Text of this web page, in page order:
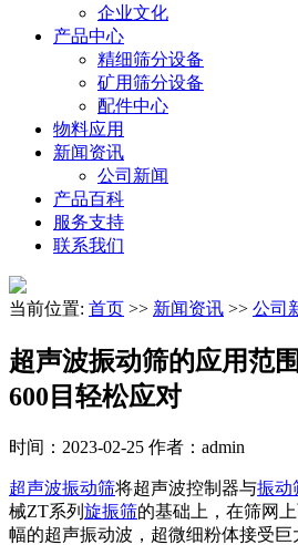
企业文化
产品中心
精细筛分设备
矿用筛分设备
配件中心
物料应用
新闻资讯
公司新闻
产品百科
服务支持
联系我们
当前位置: 首页 >> 新闻资讯 >> 公司
超声波振动筛的应用范围
600目轻松应对
时间：2023-02-25 作者：admin
超声波振动筛将超声波控制器与振动
械ZT系列 旋振筛的基础上，在筛网
幅的超声振动波，超微细粉体接受